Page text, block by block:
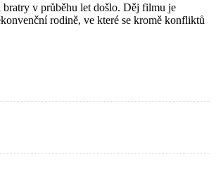
bratry v průběhu let došlo. Děj filmu je
rodině, ve které se kromě konfliktů